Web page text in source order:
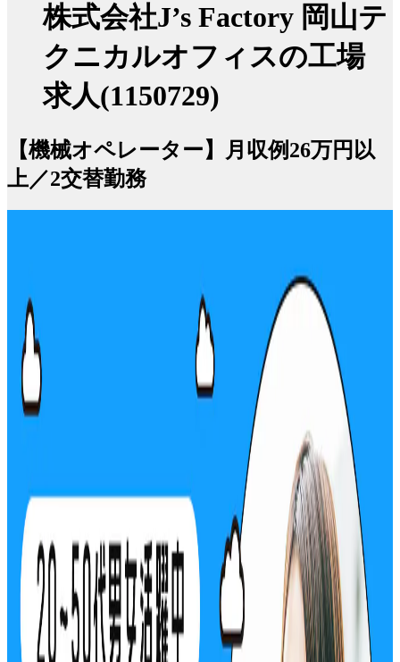
株式会社J’s Factory 岡山テ
クニカルオフィスの工場
求人(1150729)
【機械オペレーター】月収例26万円以
上／2交替勤務